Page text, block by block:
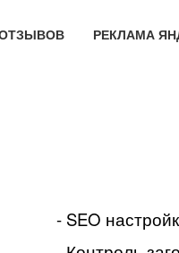
РЕКЛАМА
- SEO